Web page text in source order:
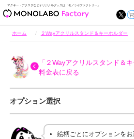
アクキー・アクスタなどオリジナルグッズは「モノラボファクトリー」
ホーム ２Wayアクリルスタンド＆キーホルダー
「２Wayアクリルスタンド＆キ
料金表に戻る
オプション選択
絵柄ごとにオプションをお